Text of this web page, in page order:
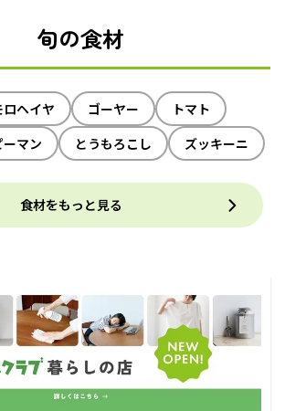
旬の食材
ロヘイヤ ゴーヤー
トマト
ーマン とうもろこし ズッキーニ
食材をもっと見る